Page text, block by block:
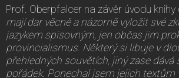
Prof. Oberpfalcer na závěr úvodu knihy
mají dar věcně a názorně vyložit své
jazykem spisovným, jen občas jim
provincialismus. Některý si libuje v
přehledných souvětích, jiný zase dává
pořádek. Ponechal jsem jejich textům